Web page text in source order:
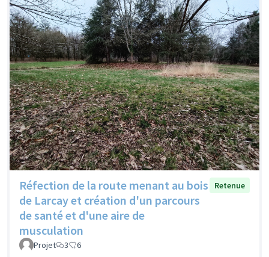
Réfection de la route menant au bois
de Larcay et création d'un parcours
de santé et d'une aire de
musculation
Retenue
Projet 3 6